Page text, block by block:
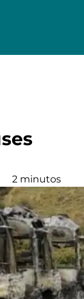
2 minutos